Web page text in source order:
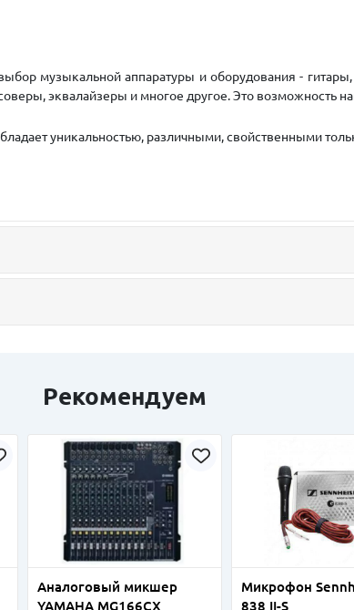
музыкальной аппаратуры и оборудования -
эквалайзеры и многое другое. Это возможность
уникальностью, различными, свойственными
Рекомендуем
Аналоговый микшер
YAMAHA MG166CX
Микрофон
838 II-S